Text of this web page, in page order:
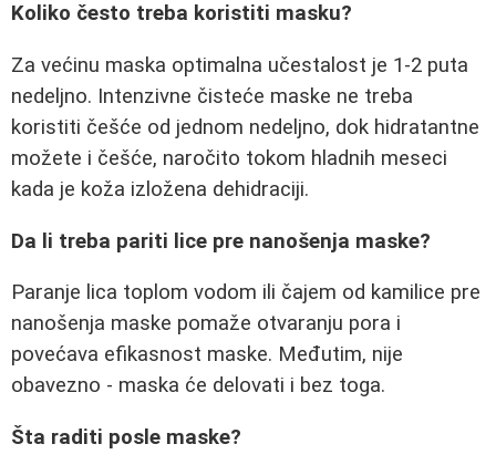
Koliko često treba koristiti masku?
Za većinu maska optimalna učestalost je 1-2 puta
nedeljno. Intenzivne čisteće maske ne treba
koristiti češće od jednom nedeljno, dok hidratantne
možete i češće, naročito tokom hladnih meseci
kada je koža izložena dehidraciji.
Da li treba pariti lice pre nanošenja maske?
Paranje lica toplom vodom ili čajem od kamilice pre
nanošenja maske pomaže otvaranju pora i
povećava efikasnost maske. Međutim, nije
obavezno - maska će delovati i bez toga.
Šta raditi posle maske?